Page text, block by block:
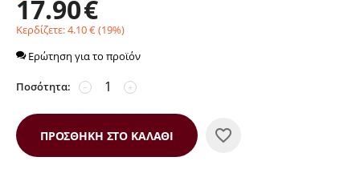
17.90€
Κερδίζετε:4.10€(19%)
Ερώτηση για το προϊόν
Ποσότητα: +
−
ΠΡΟΣΘΉΚΗ ΣΤΟ ΚΑΛΆΘΙ